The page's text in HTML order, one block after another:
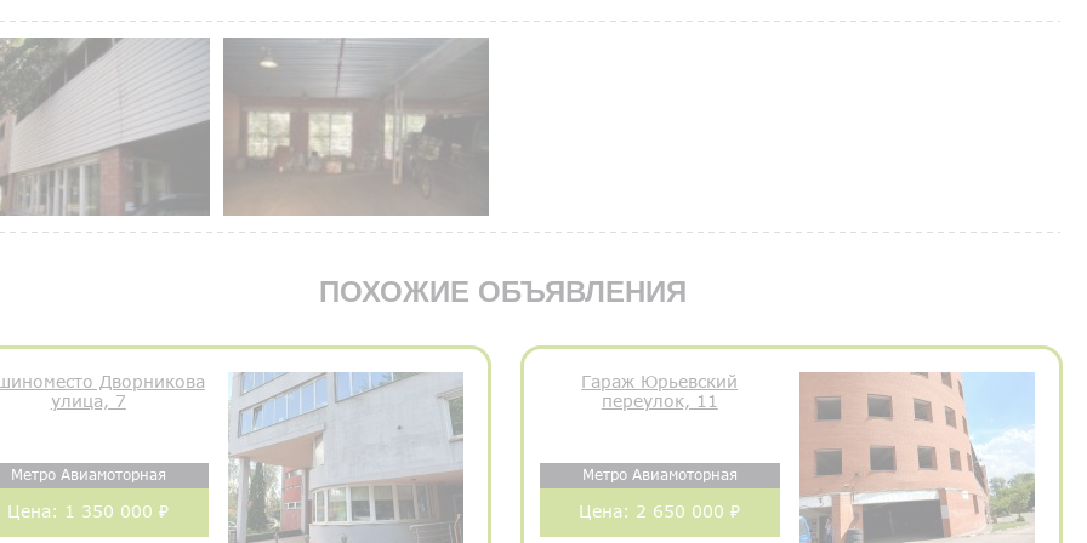
ПОХОЖИЕ ОБЪЯВЛЕНИЯ
Дворникова
улица, 7
Метро Авиамоторная
Цена: 1 350 000 ₽
Гараж Юрьевский
переулок, 11
Метро Авиамоторная
Цена: 2 650 000 ₽